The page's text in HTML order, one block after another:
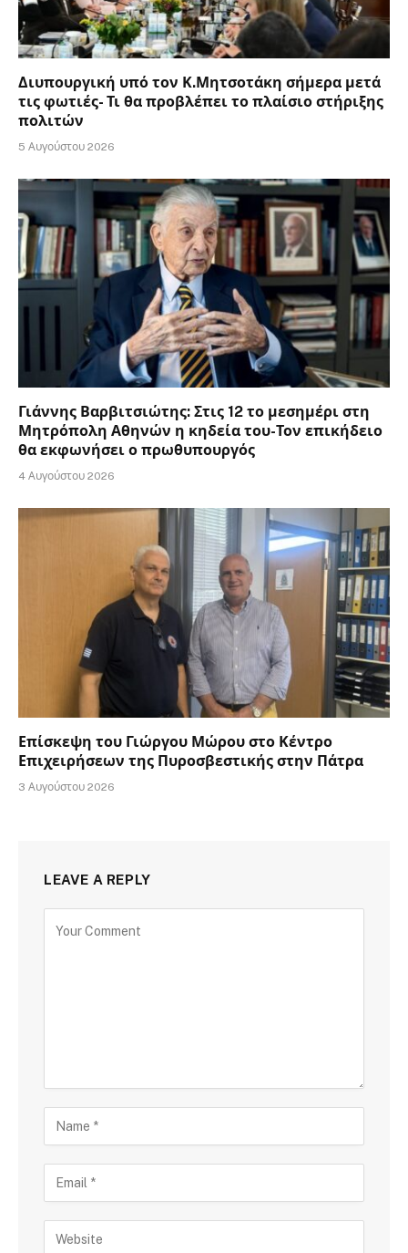
Διυπουργική υπό τον Κ.Μητσοτάκη σήμερα μετά
τις φωτιές- Τι θα προβλέπει το πλαίσιο στήριξης
πολιτών
5 Αυγούστου 2026
Γιάννης Βαρβιτσιώτης: Στις 12 το μεσημέρι στη
Μητρόπολη Αθηνών η κηδεία του-Τον επικήδειο
θα εκφωνήσει ο πρωθυπουργός
4 Αυγούστου 2026
Επίσκεψη του Γιώργου Μώρου στο Κέντρο
Επιχειρήσεων της Πυροσβεστικής στην Πάτρα
3 Αυγούστου 2026
LEAVE A REPLY